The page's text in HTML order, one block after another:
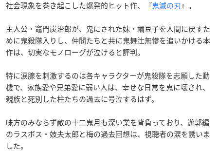
社会現象を巻き起こした爆発的ヒット作、『鬼滅の刃』。
主人公・竈門炭治郎が、鬼にされた妹・禰豆子を人間に戻すた
めに鬼殺隊入りし、仲間たちと共に鬼舞辻無惨を追いかける本
作は、切実なモノローグが泣けると評判。
特に涙腺を刺激するのは各キャラクターが鬼殺隊を志願した動
機で、家族愛や兄弟愛に弱い人は、幸せな日常を鬼に壊され、
親族と死別した柱たちの過去に号泣するはず。
味方のみならず敵の十二鬼月も深い業を背負っており、遊郭編
のラスボス・妓夫太郎と梅の過去回想は、視聴者の涙を誘いま
した。